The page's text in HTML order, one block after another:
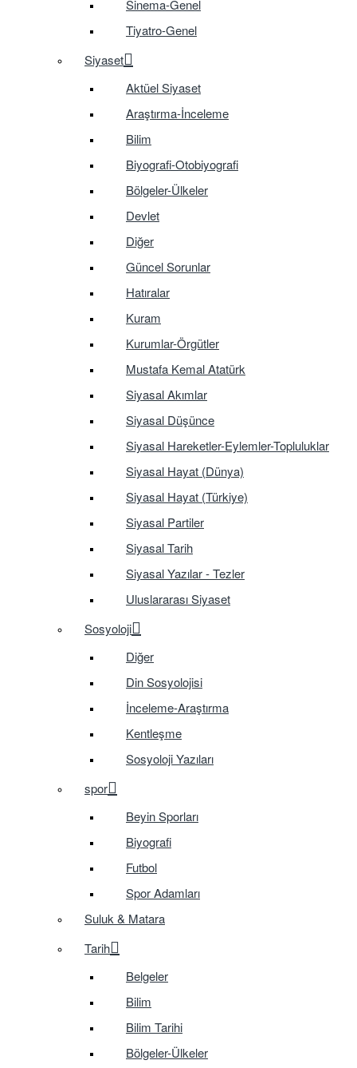
Sinema-Genel
Tiyatro-Genel
Siyaset
Aktüel Siyaset
Araştırma-İnceleme
Bilim
Biyografi-Otobiyografi
Bölgeler-Ülkeler
Devlet
Diğer
Güncel Sorunlar
Hatıralar
Kuram
Kurumlar-Örgütler
Mustafa Kemal Atatürk
Siyasal Akımlar
Siyasal Düşünce
Siyasal Hareketler-Eylemler-Topluluklar
Siyasal Hayat (Dünya)
Siyasal Hayat (Türkiye)
Siyasal Partiler
Siyasal Tarih
Siyasal Yazılar - Tezler
Uluslararası Siyaset
Sosyoloji
Diğer
Din Sosyolojisi
İnceleme-Araştırma
Kentleşme
Sosyoloji Yazıları
spor
Beyin Sporları
Biyografi
Futbol
Spor Adamları
Suluk & Matara
Tarih
Belgeler
Bilim
Bilim Tarihi
Bölgeler-Ülkeler